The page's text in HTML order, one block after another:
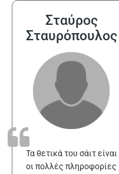
Σταύρος
Σταυρόπουλος
Τα θετικά του σάιτ είναι
οι πολλές πληροφορίες